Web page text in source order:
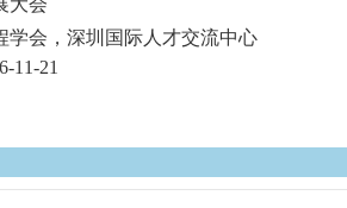
大会
学会，深圳国际人才交流中心
11-21